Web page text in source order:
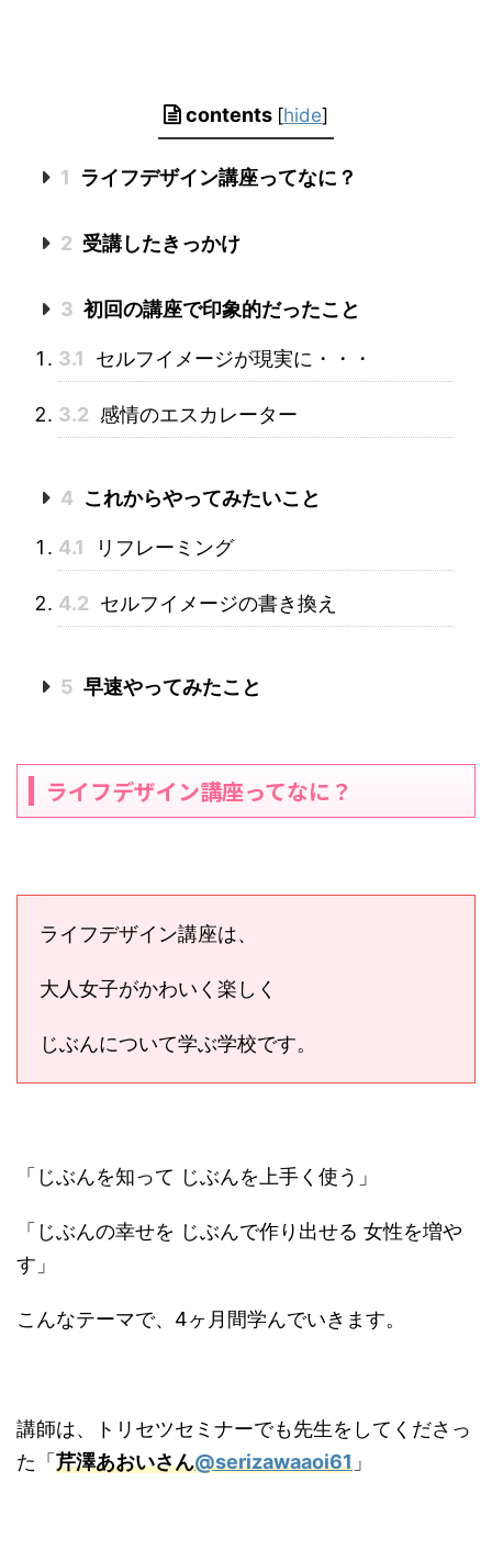
contents [hide]
1 ライフデザイン講座ってなに？
2 受講したきっかけ
3 初回の講座で印象的だったこと
3.1 セルフイメージが現実に・・・
3.2 感情のエスカレーター
4 これからやってみたいこと
4.1 リフレーミング
4.2 セルフイメージの書き換え
5 早速やってみたこと
ライフデザイン講座ってなに？
ライフデザイン講座は、
大人女子がかわいく楽しく
じぶんについて学ぶ学校です。
「じぶんを知って じぶんを上手く使う」
「じぶんの幸せを じぶんで作り出せる 女性を増や
す」
こんなテーマで、4ヶ月間学んでいきます。
講師は、トリセツセミナーでも先生をしてくださっ
た「 芹澤あおいさん@serizawaaoi61 」